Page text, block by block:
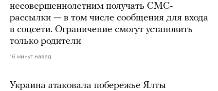
несовершеннолетним получать СМС-
рассылки — в том числе сообщения для входа
в соцсети. Ограничение смогут установить
только родители
16 минут назад
Украина атаковала побережье Ялты